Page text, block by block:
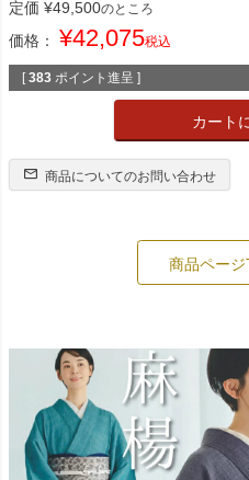
定価 ¥49,500のところ
価格： ¥42,075税込
[ 383 ポイント進呈 ]
カート
商品についてのお問い合わせ
商品ペー